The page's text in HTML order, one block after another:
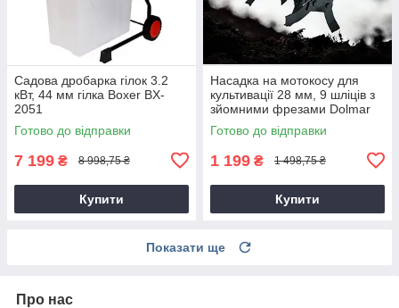
Садова дробарка гілок 3.2
кВт, 44 мм гілка Boxer BX-
2051
Готово до відправки
7 199 ₴ 8 998,75 ₴
Купити
Насадка на мотокосу для
культивації 28 мм, 9 шліців з
зйомними фрезами Dolmar
9T28
Готово до відправки
1 199 ₴ 1 498,75 ₴
Купити
Показати ще
Про нас